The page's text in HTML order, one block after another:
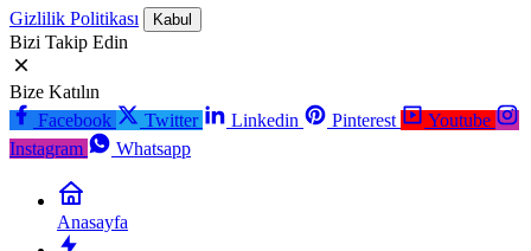
Gizlilik Politikası Kabul
Bizi Takip Edin
Bize Katılın
Facebook
Twitter Linkedin Pinterest
Youtube
Instagram
Whatsapp
Anasayfa